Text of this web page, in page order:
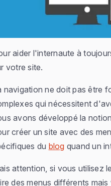
aider l'internaute à
votre site.
navigation ne doit pas être
qui nécessitent
avons développé la
créer un site avec des
du blog quand un
attention, si vous utilisez
des menus différents